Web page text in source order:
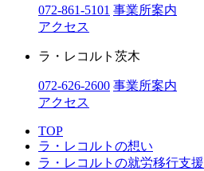
072-861-5101 事業所案内
アクセス
ラ・レコルト茨木
072-626-2600 事業所案内
アクセス
TOP
ラ・レコルトの想い
ラ・レコルトの就労移行支援